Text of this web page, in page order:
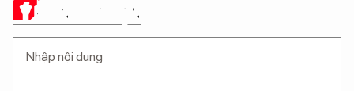
Ý KIẾN CỦA BẠN